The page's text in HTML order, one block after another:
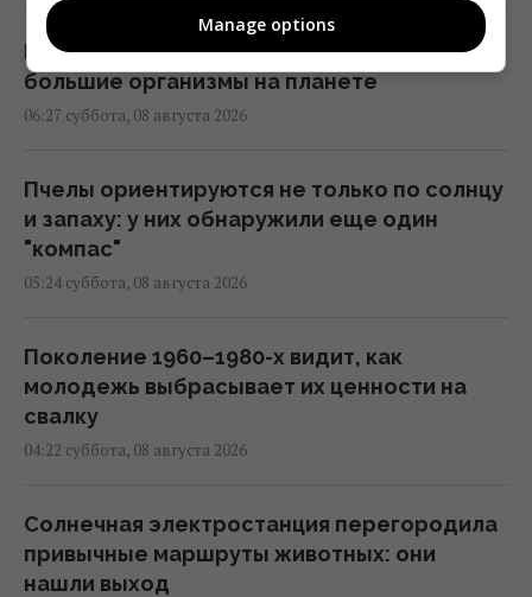
Поражают воображение: какие самые
большие организмы на планете
06:27 суббота, 08 августа 2026
Пчелы ориентируются не только по солнцу
и запаху: у них обнаружили еще один
"компас"
05:24 суббота, 08 августа 2026
Поколение 1960–1980-х видит, как
молодежь выбрасывает их ценности на
свалку
04:22 суббота, 08 августа 2026
Солнечная электростанция перегородила
привычные маршруты животных: они
нашли выход
Manage options